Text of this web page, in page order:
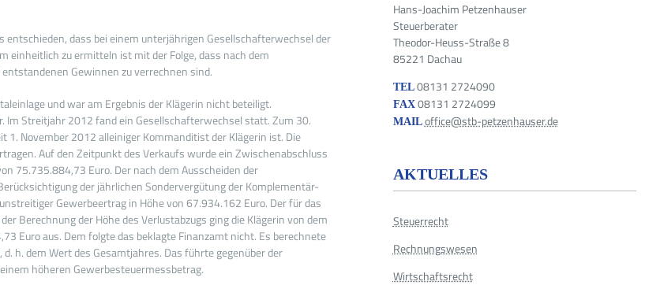
dass bei einem unterjährigen Gesellschafterwechsel der
zu ermitteln ist mit der Folge, dass nach dem
Gewinnen zu verrechnen sind.
und war am Ergebnis der Klägerin nicht beteiligt.
Im Streitjahr 2012 fand ein Gesellschafterwechsel statt. Zum 30.
November 2012 alleiniger Kommanditist der Klägerin ist. Die
Auf den Zeitpunkt des Verkaufs wurde ein Zwischenabschluss
75.735.884,73 Euro. Der nach dem Ausscheiden der
der jährlichen Sondervergütung der Komplementär-
Gewerbeertrag in Höhe von 67.934.162 Euro. Der für das
Berechnung der Höhe des Verlustabzugs ging die Klägerin von dem
Euro aus. Dem folgte das beklagte Finanzamt nicht. Es berechnete
h. dem Wert des Gesamtjahres. Das führte gegenüber der
höheren Gewerbesteuermessbetrag.
Hans-Joachim Petzenhauser
Steuerberater
Theodor-Heuss-Straße 8
85221 Dachau
TEL08131 2724090
FAX08131 2724099
MAIL office@stb-petzenhauser.de
AKTUELLES
Steuerrecht
Rechnungswesen
Wirtschaftsrecht